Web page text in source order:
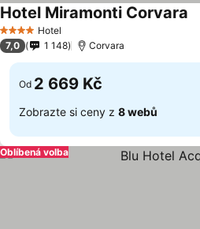
4 Počet hvězdiček
Hotel
Hotel Miramonti Corvara
7,0 1 148 Corvara
Od 2 669 Kč
Zobrazte si ceny z 8 webů
Oblíbená volba